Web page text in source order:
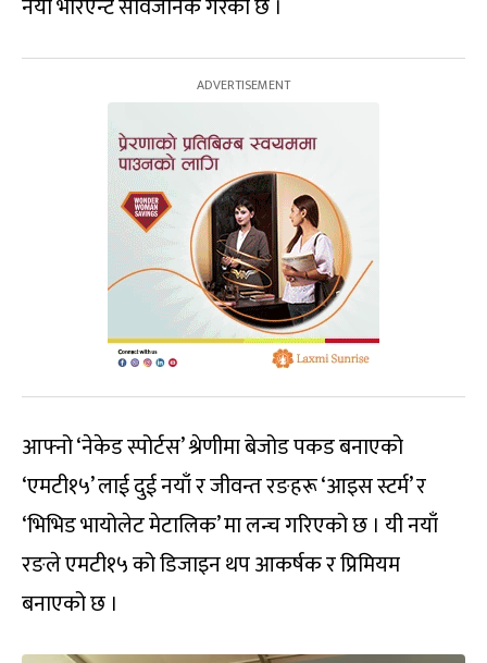
नयाँ भेरिएन्ट सार्वजनिक गरेको छ ।
आफ्नो ‘नेकेड स्पोर्टस’ श्रेणीमा बेजोड पकड बनाएको
‘एमटी१५’ लाई दुई नयाँ र जीवन्त रङहरू ‘आइस स्टर्म’ र
‘भिभिड भायोलेट मेटालिक’ मा लन्च गरिएको छ । यी नयाँ
रङले एमटी१५ को डिजाइन थप आकर्षक र प्रिमियम
बनाएको छ ।